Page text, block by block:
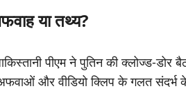
या तथ्य?
पीएम ने पुतिन की क्लोज्ड-
और वीडियो क्लिप के गलत